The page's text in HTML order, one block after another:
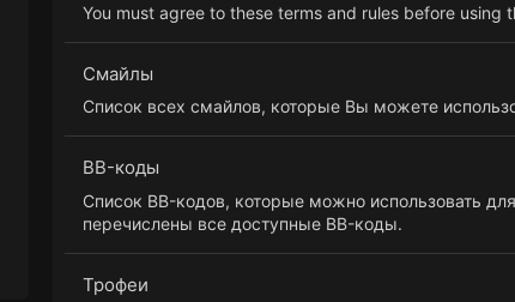
You must agree to these terms and rules before using
Смайлы
Список всех смайлов, которые Вы можете
BB-коды
Список BB-кодов, которые можно использовать
перечислены все доступные BB-коды.
Трофеи